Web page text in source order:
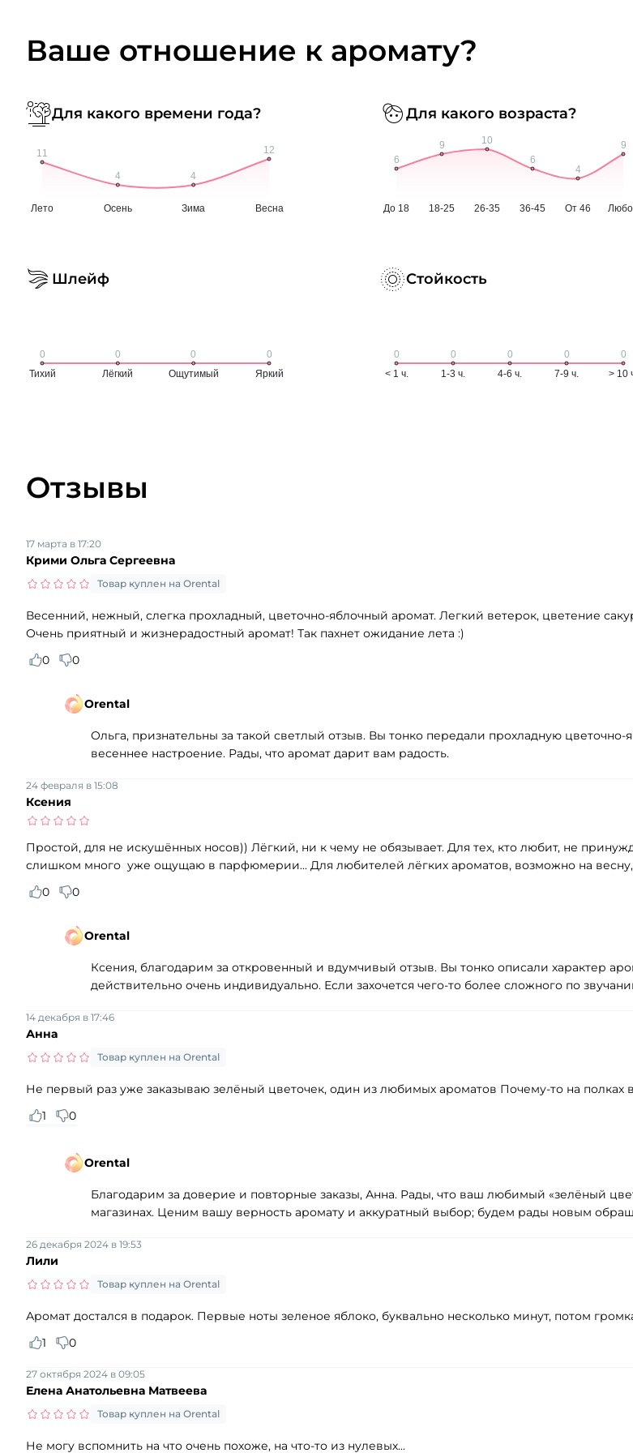
Ваше отношение к аромату?
Для какого времени года? Для какого возраста?
Шлейф Стойкость
Отзывы
Крими Ольга Сергеевна
17 марта в 17:20
Товар куплен на Orental
Весенний, нежный, слегка прохладный, цветочно-яблочный аромат. Легкий ветерок, цветение
Очень приятный и жизнерадостный аромат! Так пахнет ожидание лета :)
0
0
Orental
Ольга, признательны за такой светлый отзыв. Вы тонко передали прохладную
весеннее настроение. Рады, что аромат дарит вам радость.
Ксения
24 февраля в 15:08
Простой, для не искушённых носов)) Лёгкий, ни к чему не обязывает. Для тех, кто любит, не
слишком много уже ощущаю в парфюмерии... Для любителей лёгких ароматов, возможно на весну,
0
0
Orental
Ксения, благодарим за откровенный и вдумчивый отзыв. Вы тонко описали характер
действительно очень индивидуально. Если захочется чего-то более сложного по
Анна
14 декабря в 17:46
Товар куплен на Orental
Не первый раз уже заказываю зелёный цветочек, один из любимых ароматов Почему-то на полках
1
0
Orental
Благодарим за доверие и повторные заказы, Анна. Рады, что ваш любимый «зелёный
магазинах. Ценим вашу верность аромату и аккуратный выбор; будем рады новым
Лили
26 декабря 2024 в 19:53
Товар куплен на Orental
Аромат достался в подарок. Первые ноты зеленое яблоко, буквально несколько минут, потом
1
0
Елена Анатольевна Матвеева
27 октября 2024 в 09:05
Товар куплен на Orental
Не могу вспомнить на что очень похоже, на что-то из нулевых...